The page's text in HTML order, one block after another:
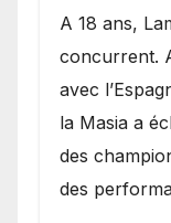
A 18 ans,
concurrent.
avec
la Masia a
des
des